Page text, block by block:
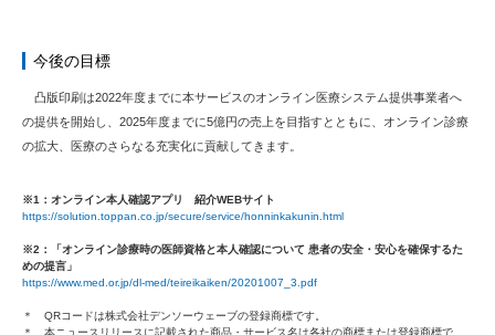
今後の目標
凸版印刷は2022年度までに本サービスのオンライン医療システム提供事業者へ
の提供を開始し、2025年度までに5億円の売上を目指すとともに、オンライン診療
の拡大、医療のさらなる充実化に貢献してきます。
※1：オンライン本⼈確認アプリ 紹介WEBサイト
https://solution.toppan.co.jp/secure/service/honninkakunin.html
※2：「オンライン診療時の医師資格と本人確認について 患者の安全・安心を確保するた
めの提言」
https://www.med.or.jp/dl-med/teireikaiken/20201007_3.pdf
＊ QRコードは株式会社デンソーウェーブの登録商標です。
＊ 本ニュースリリースに記載された商品・サービス名は各社の商標または登録商標で